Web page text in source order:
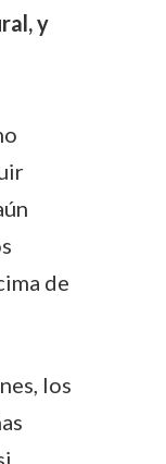
y
de
los